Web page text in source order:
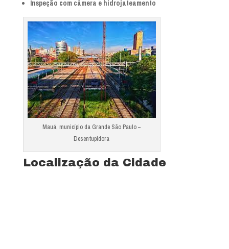
Inspeção com câmera e hidrojateamento
Mauá, município da Grande São Paulo –
Desentupidora
Localização da Cidade